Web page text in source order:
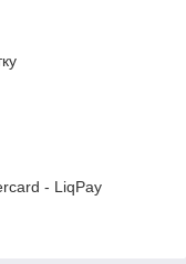
- LiqPay